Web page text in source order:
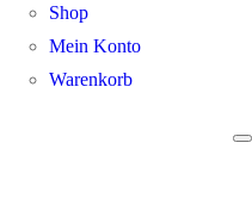
Shop
Mein Konto
Warenkorb